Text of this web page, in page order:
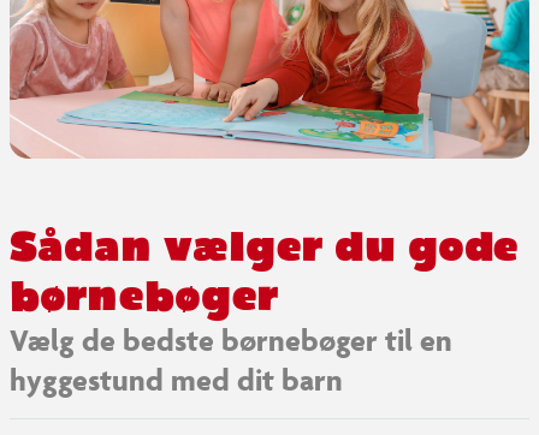
Sådan vælger du gode
børnebøger
Vælg de bedste børnebøger til en
hyggestund med dit barn